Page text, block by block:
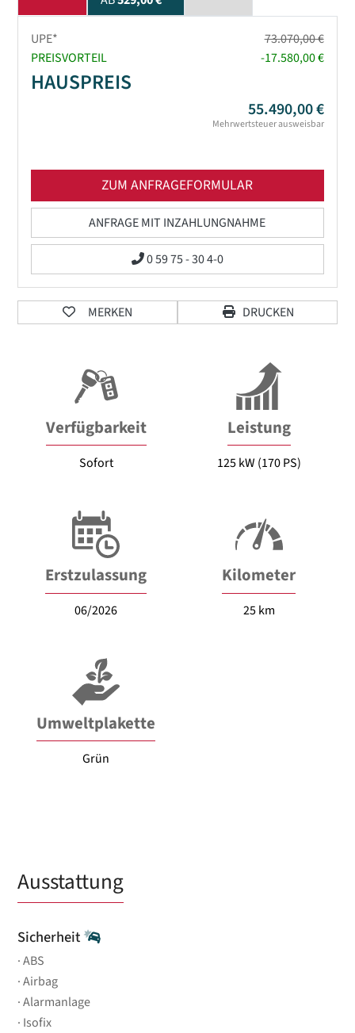
UPE*
73.070,00 €
PREISVORTEIL
-17.580,00 €
HAUSPREIS
55.490,00 €
Mehrwertsteuer ausweisbar
ZUM ANFRAGEFORMULAR
ANFRAGE MIT INZAHLUNGNAHME
0 59 75 - 30 4-0
MERKEN DRUCKEN
Verfügbarkeit
Sofort
Leistung
125 kW (170 PS)
Erstzulassung
06/2026
Kilometer
25 km
Umweltplakette
Grün
Ausstattung
Sicherheit
ABS
Airbag
Alarmanlage
Isofix